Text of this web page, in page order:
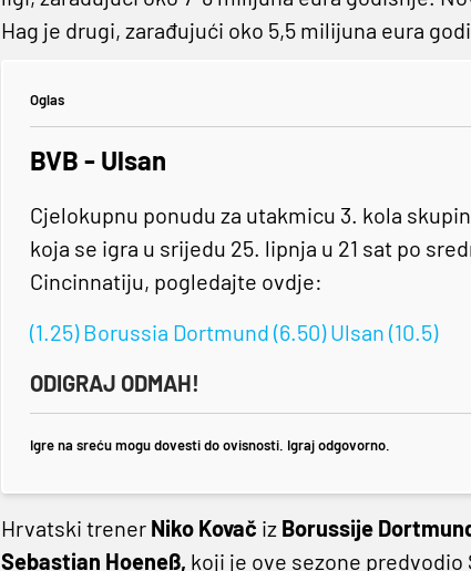
Hag je drugi, zarađujući oko 5,5 milijuna eura
Oglas
BVB - Ulsan
Cjelokupnu ponudu za utakmicu 3. kola
koja se igra u srijedu 25. lipnja u 21 sat po
Cincinnatiju, pogledajte ovdje:
(1.25) Borussia Dortmund (6.50) Ulsan (10.5)
ODIGRAJ ODMAH!
Igre na sreću mogu dovesti do ovisnosti. Igraj odgovorno.
Hrvatski trener Niko Kovač iz Borussije
Sebastian Hoeneß, koji je ove sezone